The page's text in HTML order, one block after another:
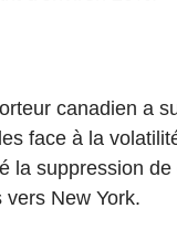
canadien a
face à la
la suppression
New York.